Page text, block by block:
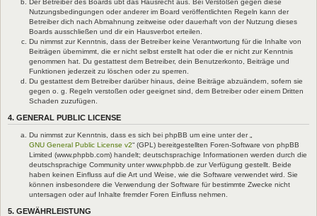
Der Betreiber des Boards übt das Hausrecht aus. Bei Verstößen gegen diese
Nutzungsbedingungen oder anderer im Board veröffentlichten Regeln kann der
Betreiber dich nach Abmahnung zeitweise oder dauerhaft von der Nutzung dieses
Boards ausschließen und dir ein Hausverbot erteilen.
Du nimmst zur Kenntnis, dass der Betreiber keine Verantwortung für die Inhalte von
Beiträgen übernimmt, die er nicht selbst erstellt hat oder die er nicht zur Kenntnis
genommen hat. Du gestattest dem Betreiber, dein Benutzerkonto, Beiträge und
Funktionen jederzeit zu löschen oder zu sperren.
Du gestattest dem Betreiber darüber hinaus, deine Beiträge abzuändern, sofern sie
gegen o. g. Regeln verstoßen oder geeignet sind, dem Betreiber oder einem Dritten
Schaden zuzufügen.
4. GENERAL PUBLIC LICENSE
Du nimmst zur Kenntnis, dass es sich bei phpBB um eine unter der „
GNU General Public License v2“ (GPL) bereitgestellten Foren-Software von phpBB
Limited (www.phpbb.com) handelt; deutschsprachige Informationen werden durch die
deutschsprachige Community unter www.phpbb.de zur Verfügung gestellt. Beide
haben keinen Einfluss auf die Art und Weise, wie die Software verwendet wird. Sie
können insbesondere die Verwendung der Software für bestimmte Zwecke nicht
untersagen oder auf Inhalte fremder Foren Einfluss nehmen.
5. GEWÄHRLEISTUNG